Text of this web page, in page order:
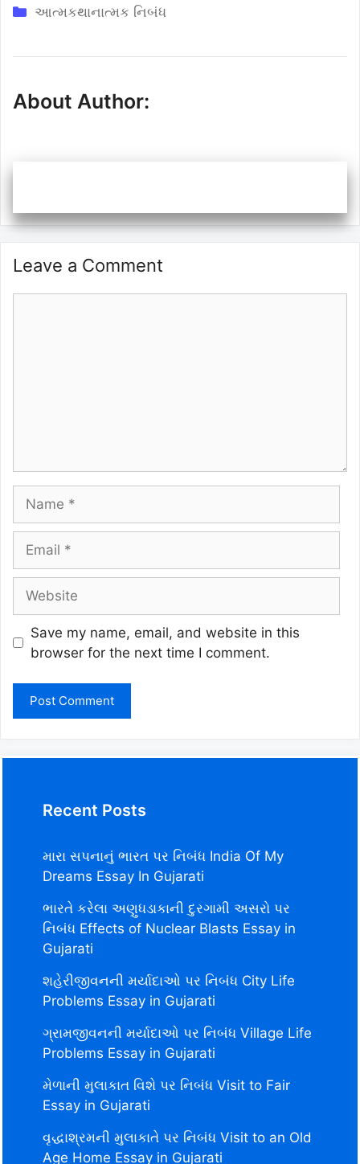
Categories
આત્મકથાનાત્મક નિબંધ
About Author:
Leave a Comment
Save my name, email, and website in this
browser for the next time I comment.
Recent Posts
મારા સપનાનું ભારત પર નિબંધ India Of My
Dreams Essay In Gujarati
ભારતે કરેલા અણુધડાકાની દુરગામી અસરો પર
નિબંધ Effects of Nuclear Blasts Essay in
Gujarati
શહેરીજીવનની મર્યાદાઓ પર નિબંધ City Life
Problems Essay in Gujarati
ગ્રામજીવનની મર્યાદાઓ પર નિબંધ Village Life
Problems Essay in Gujarati
મેળાની મુલાકાત વિશે પર નિબંધ Visit to Fair
Essay in Gujarati
વૃદ્ધાશ્રમની મુલાકાતે પર નિબંધ Visit to an Old
Age Home Essay in Gujarati